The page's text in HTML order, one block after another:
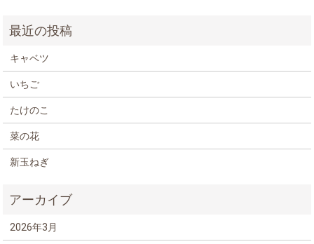
キャベツ
いちご
たけのこ
菜の花
新玉ねぎ
2026年3月